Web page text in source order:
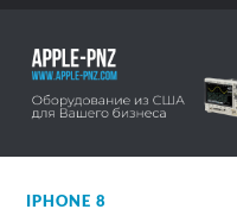
IPHONE 8